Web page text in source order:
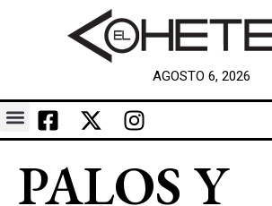
AGOSTO 6, 2026
PALOS Y